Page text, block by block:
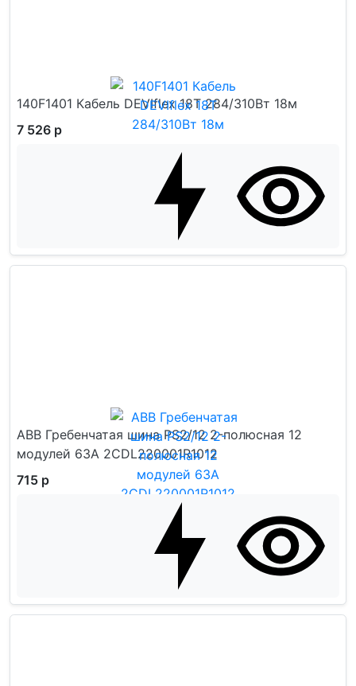
140F1401 Кабель DEVIflex 18T 284/310Вт 18м
7 526 р
ABB Гребенчатая шина PS2/12 2-полюсная 12
модулей 63А 2CDL220001R1012
715 р